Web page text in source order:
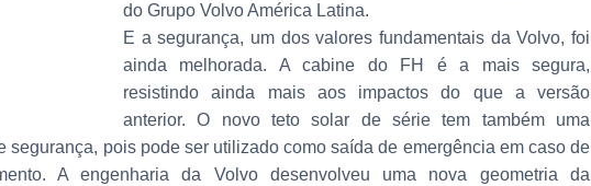
do Grupo Volvo América Latina.
E a segurança, um dos valores fundamentais da Volvo, foi
ainda melhorada. A cabine do FH é a mais segura,
resistindo ainda mais aos impactos do que a versão
anterior. O novo teto solar de série tem também uma
segurança, pois pode ser utilizado como saída de emergência em caso de
A engenharia da Volvo desenvolveu uma nova geometria da